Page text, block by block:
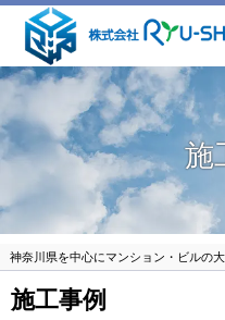
施
神奈川県を中心にマンション・ビルの
施工事例